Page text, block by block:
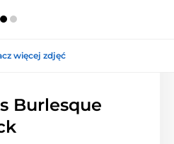
więcej zdjęć
Burlesque